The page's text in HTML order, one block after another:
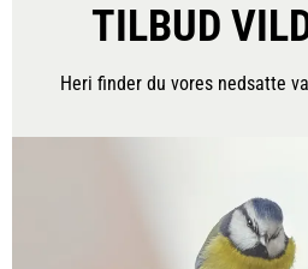
TILBUD
Heri finder du vores nedsatte